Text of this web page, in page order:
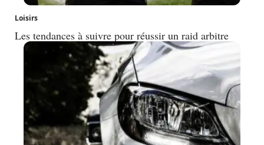
Loisirs
Les tendances à suivre pour réussir un raid arbitre